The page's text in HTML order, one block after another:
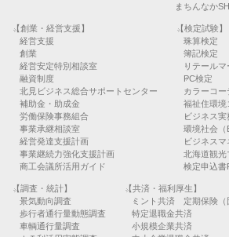
まちんなか
【創業・経営支援】
経営支援
創業
経営安定特別相談室
融資制度
北見ビジネス総合サポートセンター
補助金・助成金
労働保険事務組合
事業承継相談室
経営発達支援計画
事業継続力強化支援計画
商工会議所活用ガイド
【検定試験】
珠算検定
簿記検定
リテール
PC検定
カラーコー
福祉住環境
ビジネス
環境社会（
ビジネス
北海道観光
検定申込書
【調査・統計】
景気動向調査
歩行者通行量動態調査
車輌通行量調査
【共済・福利厚生】
ミント共済 定期保険（
特定退職金共済
小規模企業共済